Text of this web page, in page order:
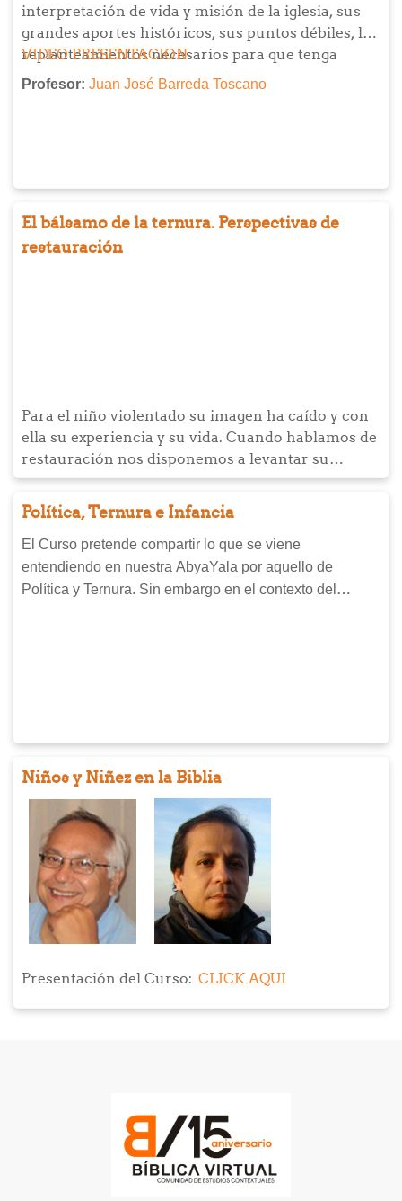
interpretación de vida y misión de la iglesia, sus
grandes aportes históricos, sus puntos débiles, los
replanteamientos necesarios para que tenga
vigencia y aún sus posibilidades de ser un buen
humana integralmente.
VIDEO PRESENTACION
Profesor: Juan José Barreda Toscano
El bálsamo de la ternura. Perspectivas de
restauración
Para el niño violentado su imagen ha caído y con
ella su experiencia y su vida. Cuando hablamos de
restauración nos disponemos a levantar su
imagen, levantar sus ojos hacia nuevas
experiencias que le brinden esperanza, levantar el
vuelo de su vida. Exploraremos estas temáticas en
el desafío al que nos invita este curso.
Política, Ternura e Infancia
El Curso pretende compartir lo que se viene
entendiendo en nuestra AbyaYala por aquello de
Política y Ternura. Sin embargo en el contexto del
Visión Mundial y Bíblica Virtual. Más específicamente,
se trata de una espiritualidad que ha de privilegiar la
espiritualidad cristiana y la educación en sentido
amplio, es decir al proceso de aprendizaje de la
condición humana como el bien público de la política y
como el sentido de dignidad de la acción
socioeducativa institucional.
Niños y Niñez en la Biblia
Presentación del Curso: CLICK AQUI